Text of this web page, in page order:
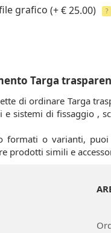
grafico (+ € 25.00) ?
Targa
di ordinare Targa
e sistemi di fissaggio ,
formati o varianti,
prodotti simili e